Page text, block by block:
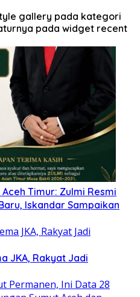
gallery pada kategori
pada widget recent
Timur: Zulmi Resmi
Iskandar Sampaikan
JKA, Rakyat Jadi